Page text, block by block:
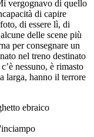
vergognavo di quello
di capire
di essere lì, di
delle scene più
per consegnare un
nel treno destinato
nessuno, è rimasto
larga, hanno il terrore